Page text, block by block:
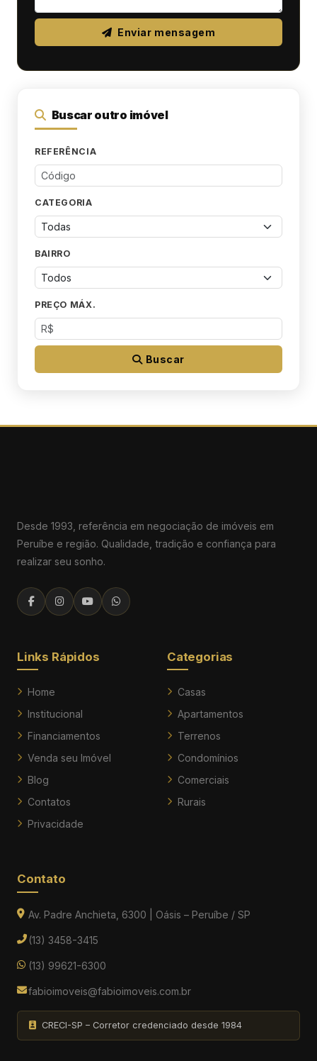
Enviar mensagem
Buscar outro imóvel
REFERÊNCIA
CATEGORIA
BAIRRO
PREÇO MÁX.
Buscar
Desde 1993, referência em negociação de imóveis em
Peruíbe e região. Qualidade, tradição e confiança para
realizar seu sonho.
Links Rápidos
Home
Institucional
Financiamentos
Venda seu Imóvel
Blog
Contatos
Privacidade
Categorias
Casas
Apartamentos
Terrenos
Condomínios
Comerciais
Rurais
Contato
Av. Padre Anchieta, 6300 | Oásis – Peruíbe / SP
(13) 3458-3415
(13) 99621-6300
fabioimoveis@fabioimoveis.com.br
CRECI-SP – Corretor credenciado desde 1984